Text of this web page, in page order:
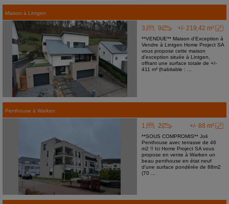
Maison à Lintgen
+/- 219,42 m²
3 9
**VENDUE** Maison d'Exception à
Vendre à Lintgen Home Project SA
vous propose cette maison
d'exception située à Lintgen,
offrant une surface totale de +/-
411 m² (habitable : ...
Penthouse à Warken
+/- 88 m²
1 2
**SOUS COMPROMIS** Joli
Penthouse avec terrasse de 46
m2 !! Ici Home Project SA vous
propose en vente à Warken un
beau penthouse en état neuf
d'une surface pondérée de 88m2
(70 ...